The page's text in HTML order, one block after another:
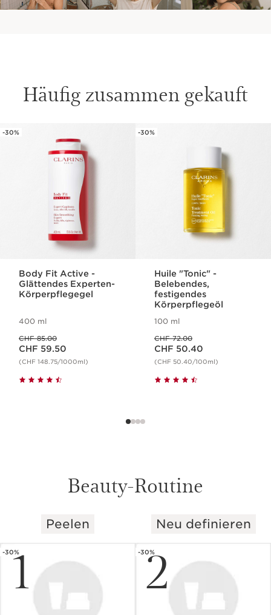
Häufig zusammen gekauft
WEITER ZUM INHALT
-30%
Body Fit Active -
Glättendes Experten-
Körperpflegegel
400 ml
CHF 85.00
Aktueller Preis CHF 59.50
CHF 59.50
(CHF 148.75/1000ml)
-30%
Huile "Tonic" -
Belebendes,
festigendes
Körperpflegeöl
100 ml
CHF 72.00
Aktueller Preis CHF 50.40
CHF 50.40
(CHF 50.40/100ml)
Beauty-Routine
WEITER ZUM INHALT
Peelen
1
-30%
Neu definieren
2
-30%